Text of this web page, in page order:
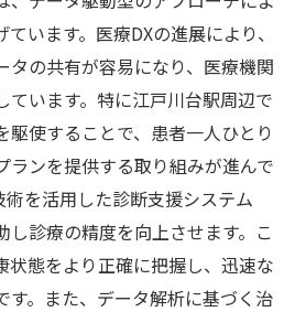
います。医療DXの進展により、
タの共有が容易になり、医療機関
ています。特に江戸川台駅周辺で
駆使することで、患者一人ひとり
ランを提供する取り組みが進んで
術を活用した診断支援システム
し診療の精度を向上させます。こ
状態をより正確に把握し、迅速な
す。また、データ解析に基づく治